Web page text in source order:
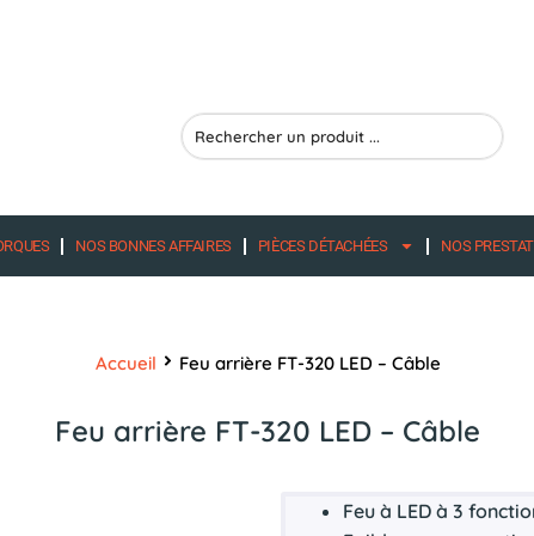
Search
...
NOS BONNES AFFAIRES PIÈCES DÉTACHÉES NOS
Feu arrière FT-320 LED – Câble
Accueil Feu arrière FT-320 LED – Câble
Feu à LED à 3